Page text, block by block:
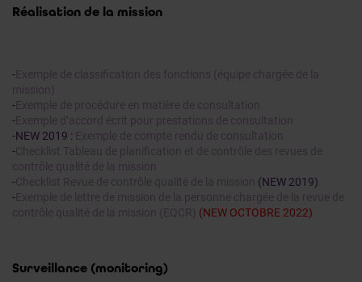
Réalisation de la mission
-Exemple de classification des fonctions (équipe chargée de la
mission)
-Exemple de procédure en matière de consultation
-Exemple d’accord écrit pour prestations de consultation
-NEW 2019 : Exemple de compte rendu de consultation
-Checklist Tableau de planification et de contrôle des revues de
contrôle qualité de la mission
-Checklist Revue de contrôle qualité de la mission (NEW 2019)
-Exemple de lettre de mission de la personne chargée de la revue de
contrôle qualité de la mission (EQCR) (NEW OCTOBRE 2022)
Surveillance (monitoring)